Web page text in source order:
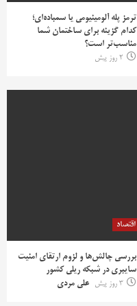
ترمز پله آلومینیومی یا سمباده‌ای؛
کدام گزینه برای ساختمان شما
مناسب‌تر است؟
2 روز پیش
اقتصاد
بررسی چالش‌ها و لزوم ارتقای امنیت
سایبری در شبکه ریلی کشور
3 روز پیش
علی مردی